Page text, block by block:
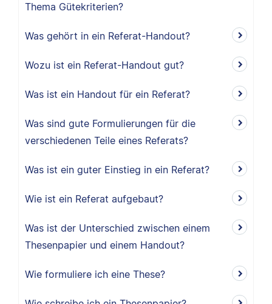
Thema Gütekriterien?
Was gehört in ein Referat-Handout?
Wozu ist ein Referat-Handout gut?
Was ist ein Handout für ein Referat?
Was sind gute Formulierungen für die
verschiedenen Teile eines Referats?
Was ist ein guter Einstieg in ein Referat?
Wie ist ein Referat aufgebaut?
Was ist der Unterschied zwischen einem
Thesenpapier und einem Handout?
Wie formuliere ich eine These?